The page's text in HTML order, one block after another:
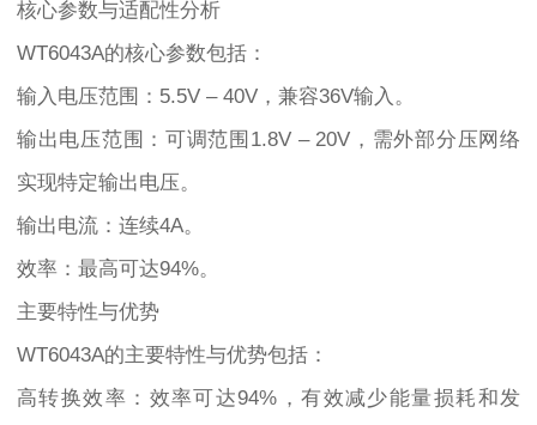
核心参数与适配性分析
WT6043A的核心参数包括：
输入电压范围：5.5V – 40V，兼容36V输入。
输出电压范围：可调范围1.8V – 20V，需外部分压网络
实现特定输出电压。
输出电流：连续4A。
效率：最高可达94%。
主要特性与优势
WT6043A的主要特性与优势包括：
高转换效率：效率可达94%，有效减少能量损耗和发